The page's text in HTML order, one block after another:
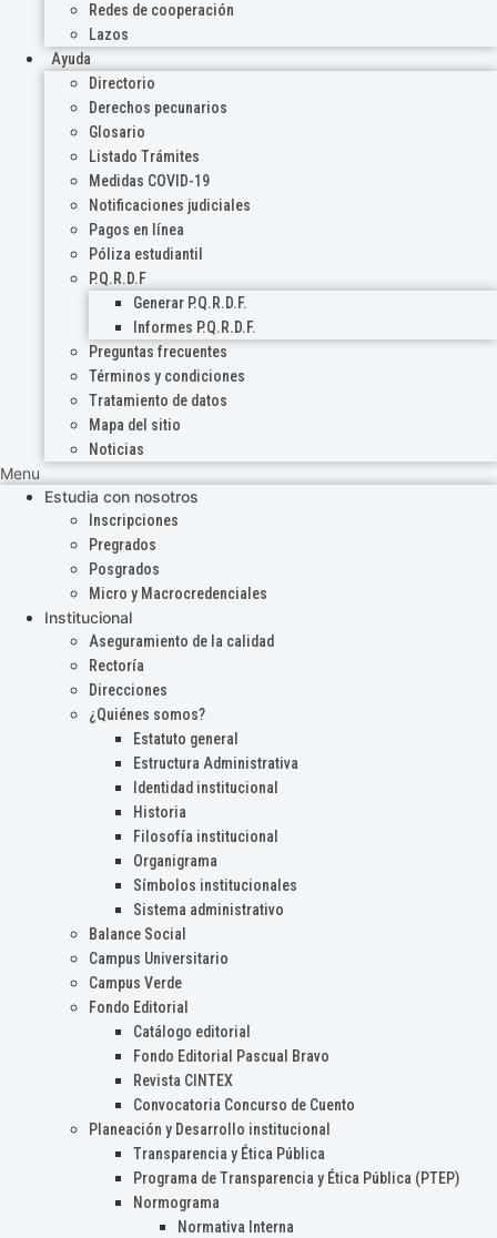
Redes de cooperación
Lazos
Ayuda
Directorio
Derechos pecunarios
Glosario
Listado Trámites
Medidas COVID-19
Notificaciones judiciales
Pagos en línea
Póliza estudiantil
P.Q.R.D.F
Generar P.Q.R.D.F.
Informes P.Q.R.D.F.
Preguntas frecuentes
Términos y condiciones
Tratamiento de datos
Mapa del sitio
Noticias
Menu
Estudia con nosotros
Inscripciones
Pregrados
Posgrados
Micro y Macrocredenciales
Institucional
Aseguramiento de la calidad
Rectoría
Direcciones
¿Quiénes somos?
Estatuto general
Estructura Administrativa
Identidad institucional
Historia
Filosofía institucional
Organigrama
Símbolos institucionales
Sistema administrativo
Balance Social
Campus Universitario
Campus Verde
Fondo Editorial
Catálogo editorial
Fondo Editorial Pascual Bravo
Revista CINTEX
Convocatoria Concurso de Cuento
Planeación y Desarrollo institucional
Transparencia y Ética Pública
Programa de Transparencia y Ética Pública (PTEP)
Normograma
Normativa Interna